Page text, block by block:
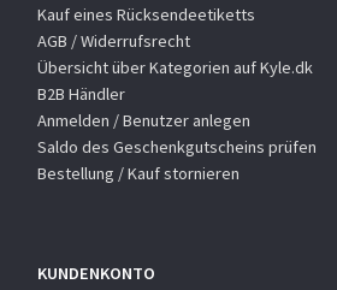
Kauf eines Rücksendeetiketts
AGB / Widerrufsrecht
Übersicht über Kategorien auf Kyle.dk
B2B Händler
Anmelden / Benutzer anlegen
Saldo des Geschenkgutscheins prüfen
Bestellung / Kauf stornieren
KUNDENKONTO